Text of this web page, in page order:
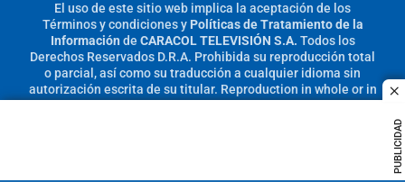
PUBLICIDAD
El uso de este sitio web implica la aceptación de los
Términos y condicionesy Políticas de Tratamiento de la
Información de CARACOL TELEVISIÓN S.A. Todos los
Derechos Reservados D.R.A. Prohibida su reproducción total
o parcial, así como su traducción a cualquier idioma sin
autorización escrita de su titular. Reproduction in whole or in